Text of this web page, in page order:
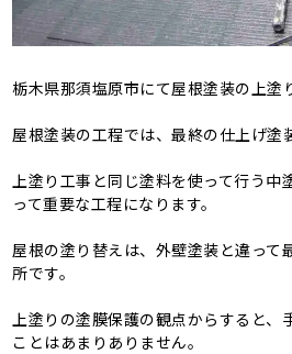
栃木県那須塩原市にて屋根塗装の上塗
屋根塗装の工程では、最終の仕上げ塗
上塗り工事と同じ塗料を使って行う中
って重要な工程になります。
屋根の塗り替えは、外壁塗装と違って
所です。
上塗りの塗膜保護の観点からすると、
ことはあまりありません。